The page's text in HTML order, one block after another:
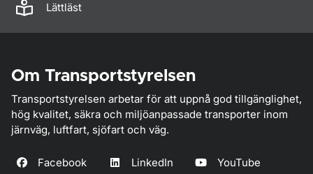
Lättläst
Om Transportstyrelsen
Transportstyrelsen arbetar för att uppnå god tillgänglighet,
hög kvalitet, säkra och miljöanpassade transporter inom
järnväg, luftfart, sjöfart och väg.
Facebook LinkedIn YouTube